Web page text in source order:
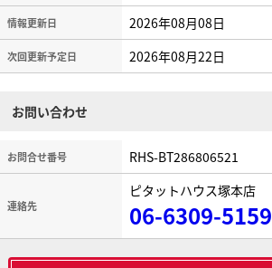
情報更新日 2026年08月08日
次回更新予定日 2026年08月22日
お問い合わせ
お問合せ番号 RHS-BT286806521
連絡先
ピタットハウス塚本店
06-6309-5159